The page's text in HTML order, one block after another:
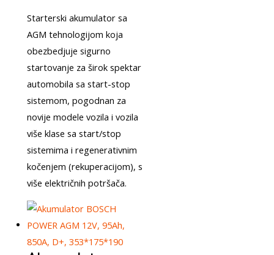
Starterski akumulator sa
AGM tehnologijom koja
obezbedjuje sigurno
startovanje za širok spektar
automobila sa start-stop
sistemom, pogodnan za
novije modele vozila i vozila
više klase sa start/stop
sistemima i regenerativnim
kočenjem (rekuperacijom), s
više električnih potršača.